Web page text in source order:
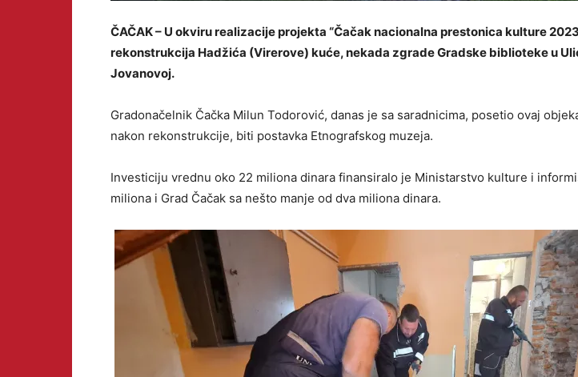
ČAČAK – U okviru realizacije projekta “Čačak nacionalna prestonica kulture
rekonstrukcija Hadžića (Virerove) kuće, nekada zgrade Gradske biblioteke u
Jovanovoj.
Gradonačelnik Čačka Milun Todorović, danas je sa saradnicima, posetio ovaj
nakon rekonstrukcije, biti postavka Etnografskog muzeja.
Investiciju vrednu oko 22 miliona dinara finansiralo je Ministarstvo kulture i
miliona i Grad Čačak sa nešto manje od dva miliona dinara.